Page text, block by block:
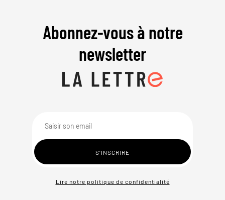
Abonnez-vous à notre
newsletter
Lire notre politique de confidentialité